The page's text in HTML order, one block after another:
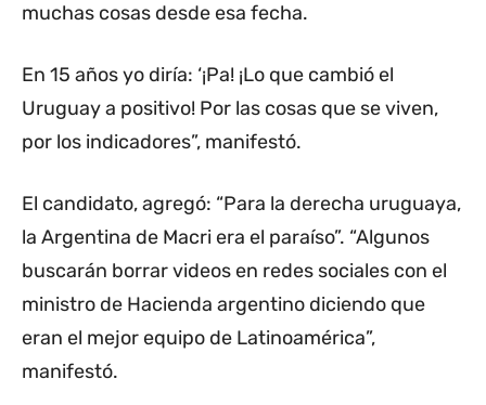
muchas cosas desde esa fecha.
En 15 años yo diría: ‘¡Pa! ¡Lo que cambió el
Uruguay a positivo! Por las cosas que se viven,
por los indicadores”, manifestó.
El candidato, agregó: “Para la derecha uruguaya,
la Argentina de Macri era el paraíso”. “Algunos
buscarán borrar videos en redes sociales con el
ministro de Hacienda argentino diciendo que
eran el mejor equipo de Latinoamérica”,
manifestó.